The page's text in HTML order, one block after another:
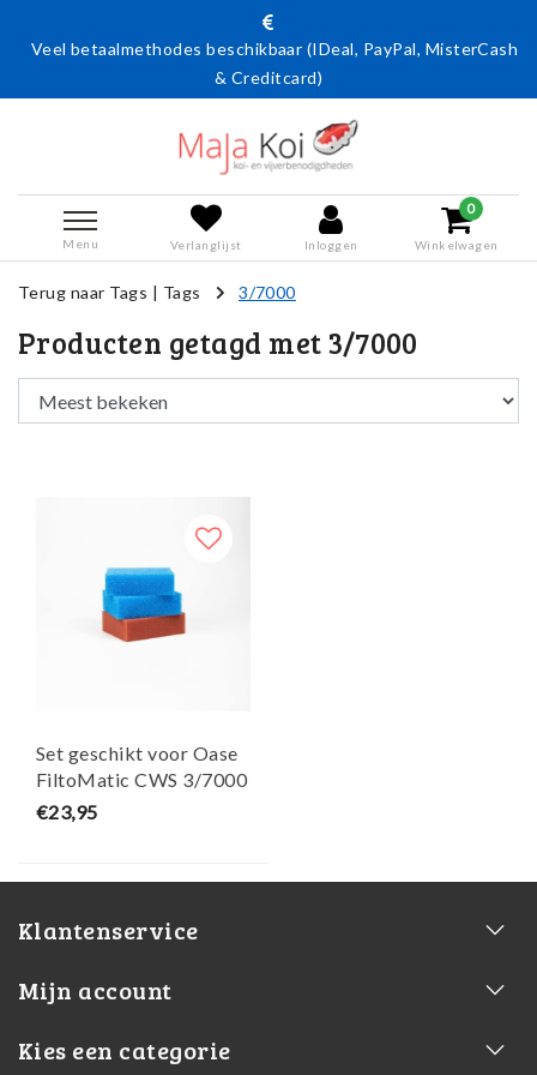
Veel betaalmethodes beschikbaar (IDeal, PayPal, MisterCash
& Creditcard)
Menu Verlanglijst Inloggen
0
Winkelwagen
Terug naar Tags | Tags 3/7000
Producten getagd met 3/7000
Set geschikt voor Oase
FiltoMatic CWS 3/7000
- Maja Koi
€23,95
Klantenservice
Mijn account
Kies een categorie